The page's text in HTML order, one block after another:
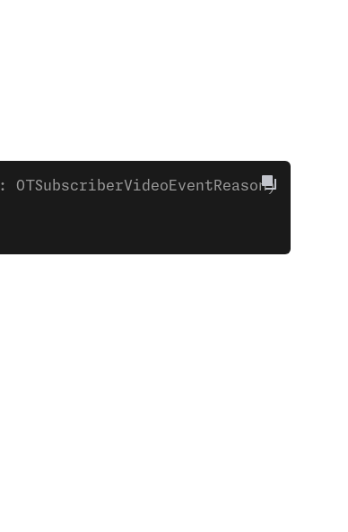
: OTSubscriberVideoEventReason) {